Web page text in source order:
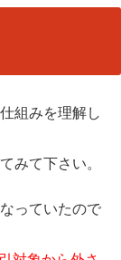
組みを理解し
みて下さい。
っていたので